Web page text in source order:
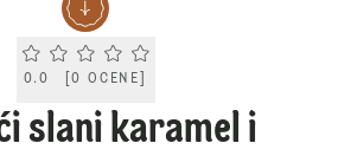
Current rating 0.0. Click to rate.
0.0 [0 OCENE
slani karamel i